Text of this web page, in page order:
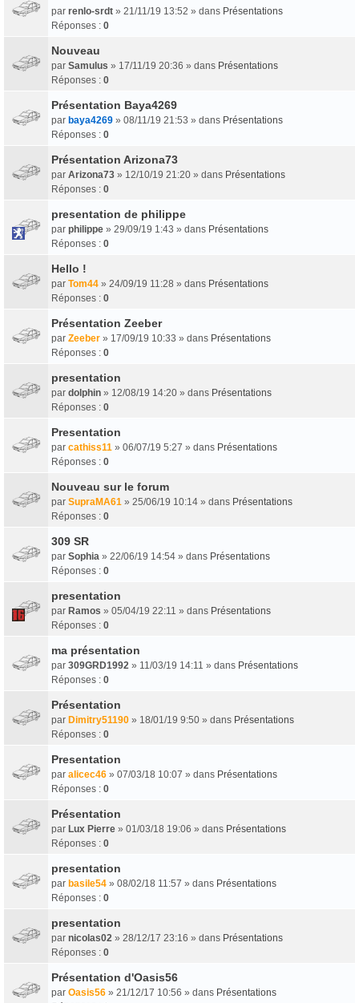
par renlo-srdt » 21/11/19 13:52 » dans Présentations
Réponses : 0
Nouveau
par Samulus » 17/11/19 20:36 » dans Présentations
Réponses : 0
Présentation Baya4269
par baya4269 » 08/11/19 21:53 » dans Présentations
Réponses : 0
Présentation Arizona73
par Arizona73 » 12/10/19 21:20 » dans Présentations
Réponses : 0
presentation de philippe
par philippe » 29/09/19 1:43 » dans Présentations
Réponses : 0
Hello !
par Tom44 » 24/09/19 11:28 » dans Présentations
Réponses : 0
Présentation Zeeber
par Zeeber » 17/09/19 10:33 » dans Présentations
Réponses : 0
presentation
par dolphin » 12/08/19 14:20 » dans Présentations
Réponses : 0
Presentation
par cathiss11 » 06/07/19 5:27 » dans Présentations
Réponses : 0
Nouveau sur le forum
par SupraMA61 » 25/06/19 10:14 » dans Présentations
Réponses : 0
309 SR
par Sophia » 22/06/19 14:54 » dans Présentations
Réponses : 0
presentation
par Ramos » 05/04/19 22:11 » dans Présentations
Réponses : 0
ma présentation
par 309GRD1992 » 11/03/19 14:11 » dans Présentations
Réponses : 0
Présentation
par Dimitry51190 » 18/01/19 9:50 » dans Présentations
Réponses : 0
Presentation
par alicec46 » 07/03/18 10:07 » dans Présentations
Réponses : 0
Présentation
par Lux Pierre » 01/03/18 19:06 » dans Présentations
Réponses : 0
presentation
par basile54 » 08/02/18 11:57 » dans Présentations
Réponses : 0
presentation
par nicolas02 » 28/12/17 23:16 » dans Présentations
Réponses : 0
Présentation d'Oasis56
par Oasis56 » 21/12/17 10:56 » dans Présentations